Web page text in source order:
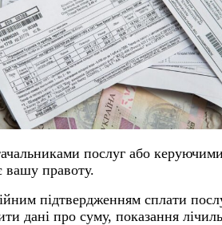
послуг або
вашу правоту.
підтвердженням сплати
дані про суму, показання